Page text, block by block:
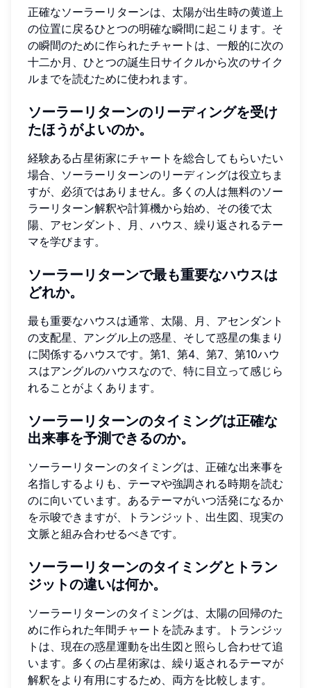
正確なソーラーリターンは、太陽が出生時の黄道上
の位置に戻るひとつの明確な瞬間に起こります。そ
の瞬間のために作られたチャートは、一般的に次の
十二か月、ひとつの誕生日サイクルから次のサイク
ルまでを読むために使われます。
ソーラーリターンのリーディングを受け
たほうがよいのか。
経験ある占星術家にチャートを総合してもらいたい
場合、ソーラーリターンのリーディングは役立ちま
すが、必須ではありません。多くの人は無料のソー
ラーリターン解釈や計算機から始め、その後で太
陽、アセンダント、月、ハウス、繰り返されるテー
マを学びます。
ソーラーリターンで最も重要なハウスは
どれか。
最も重要なハウスは通常、太陽、月、アセンダント
の支配星、アングル上の惑星、そして惑星の集まり
に関係するハウスです。第1、第4、第7、第10ハウ
スはアングルのハウスなので、特に目立って感じら
れることがよくあります。
ソーラーリターンのタイミングは正確な
出来事を予測できるのか。
ソーラーリターンのタイミングは、正確な出来事を
名指しするよりも、テーマや強調される時期を読む
のに向いています。あるテーマがいつ活発になるか
を示唆できますが、トランジット、出生図、現実の
文脈と組み合わせるべきです。
ソーラーリターンのタイミングとトラン
ジットの違いは何か。
ソーラーリターンのタイミングは、太陽の回帰のた
めに作られた年間チャートを読みます。トランジッ
トは、現在の惑星運動を出生図と照らし合わせて追
います。多くの占星術家は、繰り返されるテーマが
解釈をより有用にするため、両方を比較します。